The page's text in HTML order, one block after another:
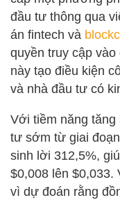
đầu tư thông qua
án fintech và
quyền truy cập
này tạo điều kiện
và nhà đầu tư có
Với tiềm năng tăng
tư sớm từ giai
sinh lời 312,5%,
$0,008 lên $0,033.
vì dự đoán rằng